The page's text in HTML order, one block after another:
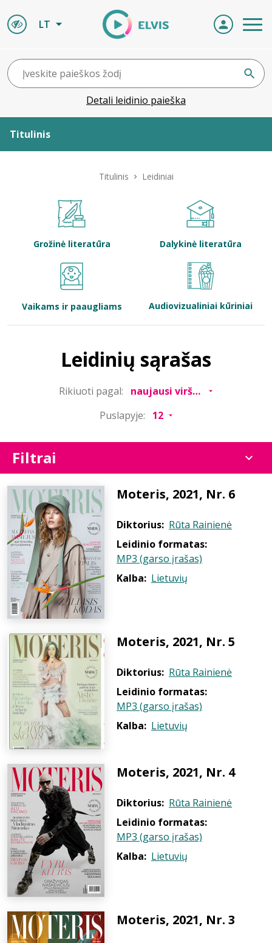
LT
Detali leidinio paieška
Titulinis
Bibliotekoms
Titulinis Leidiniai
Grožinė literatūra Dalykinė literatūra
Vaikams ir paaugliams Audiovizualiniai kūriniai
Leidinių sąrašas
Rikiuoti pagal:
Puslapyje:
Filtrai
Moteris, 2021, Nr. 6
Diktorius: Rūta Rainienė
Leidinio formatas:
MP3 (garso įrašas)
Kalba: Lietuvių
Moteris, 2021, Nr. 5
Diktorius: Rūta Rainienė
Leidinio formatas:
MP3 (garso įrašas)
Kalba: Lietuvių
Moteris, 2021, Nr. 4
Diktorius: Rūta Rainienė
Leidinio formatas:
MP3 (garso įrašas)
Kalba: Lietuvių
Moteris, 2021, Nr. 3